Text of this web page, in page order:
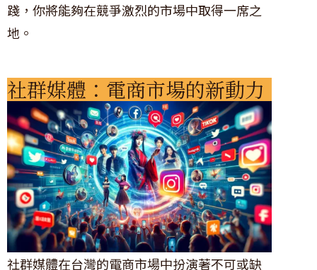
踐，你將能夠在競爭激烈的市場中取得一席之
地。
社群媒體：電商市場的新動力
社群媒體在台灣的電商市場中扮演著不可或缺